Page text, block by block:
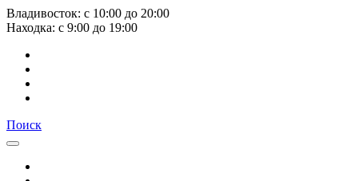
Владивосток: с 10:00 до 20:00
Находка: с 9:00 до 19:00
Поиск